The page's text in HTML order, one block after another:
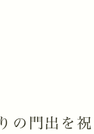
の門出を